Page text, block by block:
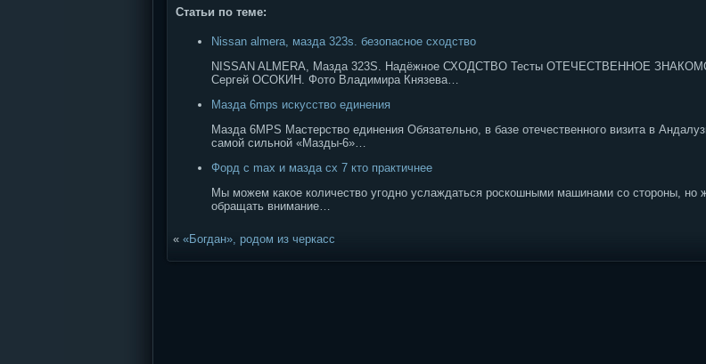
Статьи по теме:
Nissan almera, мазда 323s. безопасное сходство
NISSAN ALMERA, Мазда 323S. Надёжное СХОДСТВО Тесты ОТЕЧЕСТВЕННОЕ
Сергей ОСОКИН. Фото Владимира Князева…
Мазда 6mps искусство единения
Мазда 6MPS Мастерство единения Обязательно, в базе отечественного визита в
самой сильной «Мазды-6»…
Форд c max и мазда cх 7 кто практичнее
Мы можем какое количество угодно услаждаться роскошными машинами со стороны, но
обращать внимание…
« «Богдан», родом из черкасс